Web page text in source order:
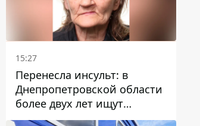
15:27
Перенесла инсульт: в
Днепропетровской области
более двух лет ищут
пропавшую женщину